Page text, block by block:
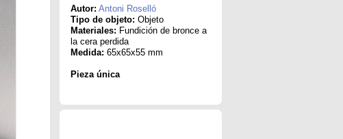
Autor: Antoni Roselló
Tipo de objeto: Objeto
Materiales: Fundición de bronce a
la cera perdida
Medida: 65x65x55 mm
Pieza única